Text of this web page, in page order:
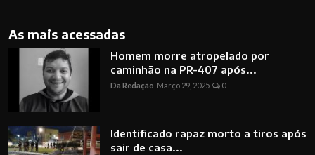
As mais acessadas
Homem morre atropelado por
caminhão na PR-407 após...
Da Redação Março 29, 2025 0
Identificado rapaz morto a tiros após
sair de casa...